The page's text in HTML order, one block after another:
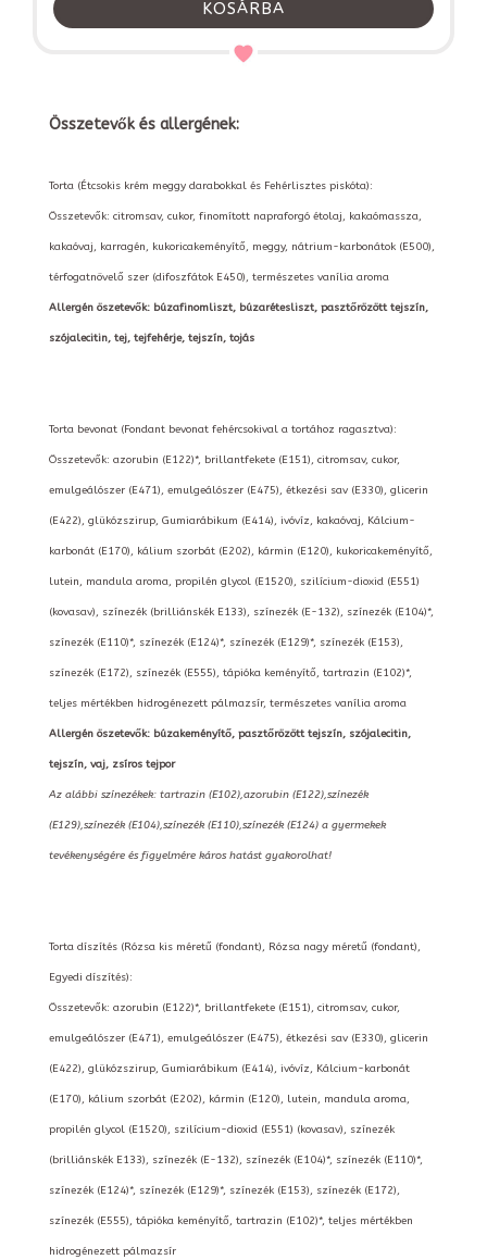
KOSÁRBA
Összetevők és allergének:
Torta (Étcsokis krém meggy darabokkal és Fehérlisztes piskóta):
Összetevők: citromsav, cukor, finomított napraforgó étolaj, kakaómassza,
kakaóvaj, karragén, kukoricakeményítő, meggy, nátrium-karbonátok (E500),
térfogatnövelő szer (difoszfátok E450), természetes vanília aroma
Allergén öszetevők: búzafinomliszt, búzarétesliszt, pasztőrözött tejszín,
szójalecitin, tej, tejfehérje, tejszín, tojás
Torta bevonat (Fondant bevonat fehércsokival a tortához ragasztva):
Összetevők: azorubin (E122)*, brillantfekete (E151), citromsav, cukor,
emulgeálószer (E471), emulgeálószer (E475), étkezési sav (E330), glicerin
(E422), glükózszirup, Gumiarábikum (E414), ivóvíz, kakaóvaj, Kálcium-
karbonát (E170), kálium szorbát (E202), kármin (E120), kukoricakeményítő,
lutein, mandula aroma, propilén glycol (E1520), szilícium-dioxid (E551)
(kovasav), színezék (brilliánskék E133), színezék (E-132), színezék (E104)*,
színezék (E110)*, színezék (E124)*, színezék (E129)*, színezék (E153),
színezék (E172), színezék (E555), tápióka keményítő, tartrazin (E102)*,
teljes mértékben hidrogénezett pálmazsír, természetes vanília aroma
Allergén öszetevők: búzakeményítő, pasztőrözött tejszín, szójalecitin,
tejszín, vaj, zsíros tejpor
Az alábbi színezékek: tartrazin (E102),azorubin (E122),színezék
(E129),színezék (E104),színezék (E110),színezék (E124) a gyermekek
tevékenységére és figyelmére káros hatást gyakorolhat!
Torta díszítés (Rózsa kis méretű (fondant), Rózsa nagy méretű (fondant),
Egyedi díszítés):
Összetevők: azorubin (E122)*, brillantfekete (E151), citromsav, cukor,
emulgeálószer (E471), emulgeálószer (E475), étkezési sav (E330), glicerin
(E422), glükózszirup, Gumiarábikum (E414), ivóvíz, Kálcium-karbonát
(E170), kálium szorbát (E202), kármin (E120), lutein, mandula aroma,
propilén glycol (E1520), szilícium-dioxid (E551) (kovasav), színezék
(brilliánskék E133), színezék (E-132), színezék (E104)*, színezék (E110)*,
színezék (E124)*, színezék (E129)*, színezék (E153), színezék (E172),
színezék (E555), tápióka keményítő, tartrazin (E102)*, teljes mértékben
hidrogénezett pálmazsír